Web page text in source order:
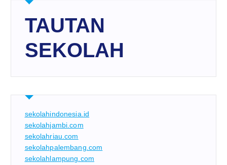
TAUTAN
SEKOLAH
sekolahindonesia.id
sekolahjambi.com
sekolahriau.com
sekolahpalembang.com
sekolahlampung.com